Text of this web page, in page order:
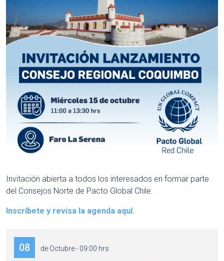
Invitación abierta a todos los interesados en formar parte
del Consejos Norte de Pacto Global Chile.
Inscríbete y revisa la agenda aquí.
08 de Octubre - 09:00 hrs